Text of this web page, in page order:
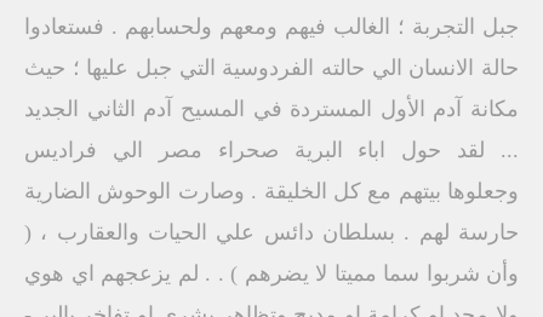
جبل التجربة ؛ الغالب فيهم ومعهم ولحسابهم . فستعادوا
حالة الانسان الي حالته الفردوسية التي جبل عليها ؛ حيث
مكانة آدم الأول المستردة في المسيح آدم الثاني الجديد
... لقد حول اباء البرية صحراء مصر الي فراديس
وجعلوها بيتهم مع كل الخليقة . وصارت الوحوش الضارية
حارسة لهم . بسلطان دائس علي الحيات والعقارب ، (
وأن شربوا سما مميتا لا يضرهم ) . . لم يزعجهم اي هوي